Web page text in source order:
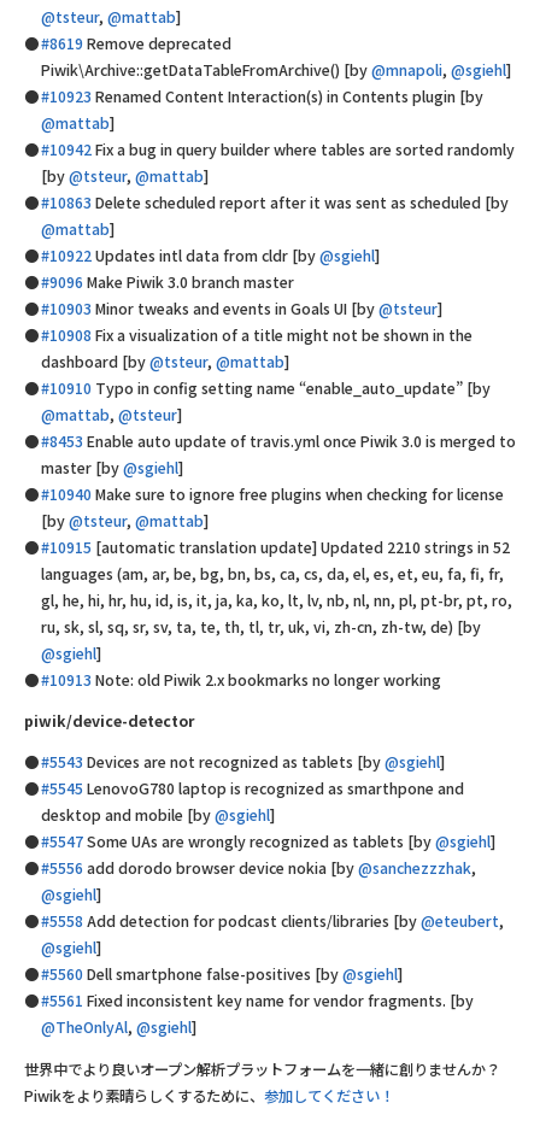
@tsteur, @mattab]
#8619 Remove deprecated
Piwik\Archive::getDataTableFromArchive() [by@mnapoli, @sgiehl]
#10923 Renamed Content Interaction(s) in Contents plugin [by
@mattab]
#10942Fix a bug in query builder where tables are sorted randomly
[by@tsteur, @mattab]
#10863 Delete scheduled report after it was sent as scheduled [by
@mattab]
#10922Updates intl data from cldr [by@sgiehl]
#9096 Make Piwik 3.0 branch master
#10903 Minor tweaks and events in Goals UI [by@tsteur]
#10908 Fix a visualization of a title might not be shown in the
dashboard [by@tsteur, @mattab]
#10910 Typo in config setting name “enable_auto_update” [by
@mattab, @tsteur]
#8453 Enable auto update of travis.yml once Piwik 3.0 is merged to
master [by@sgiehl]
#10940 Make sure to ignore free plugins when checking for license
[by@tsteur, @mattab]
#10915 [automatic translation update] Updated 2210 strings in 52
languages (am, ar, be, bg, bn, bs, ca, cs, da, el, es, et, eu, fa, fi, fr,
gl, he, hi, hr, hu, id, is, it, ja, ka, ko, lt, lv, nb, nl, nn, pl, pt-br, pt, ro,
ru, sk, sl, sq, sr, sv, ta, te, th, tl, tr, uk, vi, zh-cn, zh-tw, de) [by
@sgiehl]
#10913 Note: old Piwik 2.x bookmarks no longer working
piwik/device-detector
#5543 Devices are not recognized as tablets [by@sgiehl]
#5545 LenovoG780 laptop is recognized as smarthpone and
desktop and mobile [by@sgiehl]
#5547Some UAs are wrongly recognized as tablets [by@sgiehl]
#5556 add dorodo browser device nokia [by@sanchezzzhak,
@sgiehl]
#5558 Add detection for podcast clients/libraries [by@eteubert,
@sgiehl]
#5560 Dell smartphone false-positives [by@sgiehl]
#5561 Fixed inconsistent key name for vendor fragments. [by
@TheOnlyAl, @sgiehl]
世界中でより良いオープン解析プラットフォームを一緒に創りませんか？
Piwikをより素晴らしくするために、 参加してください！